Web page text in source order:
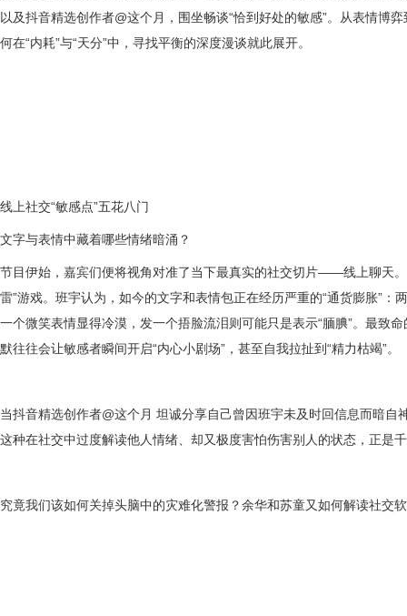
以及抖音精选创作者@这个月，围坐畅谈“恰到好处的敏感”。
从表情博
何在“内耗”与“天分”中，寻找平衡的深度漫谈就此展开。
线上社交“敏感点”五花八门
文字与表情中藏着哪些情绪暗涌？
节目伊始，嘉宾们便将视角对准了当下最真实的社交切片——线上聊天
雷”游戏。班宇认为，如今的文字和表情包正在经历严重的“通货膨胀” ：
一个微笑表情显得冷漠，发一个捂脸流泪则可能只是表示“腼腆”。最致
默往往会让敏感者瞬间开启“内心小剧场” ，甚至自我拉扯到“精力枯竭”。
当抖音精选创作者@这个月 坦诚分享自己曾因班宇未及时回信息而暗自
这种在社交中过度解读他人情绪、却又极度害怕伤害别人的状态，正是
究竟我们该如何关掉头脑中的灾难化警报？余华和苏童又如何解读社交